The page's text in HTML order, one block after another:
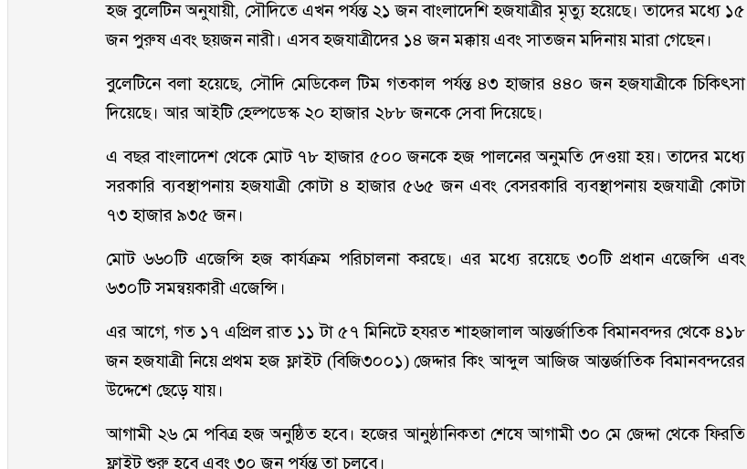
হজ বুলেটিন অনুযায়ী, সৌদিতে এখন পর্যন্ত ২১ জন বাংলাদেশি হজযাত্রীর মৃত্যু হয়েছে। তাদের মধ্যে ১৫
জন পুরুষ এবং ছয়জন নারী। এসব হজযাত্রীদের ১৪ জন মক্কায় এবং সাতজন মদিনায় মারা গেছেন।
বুলেটিনে বলা হয়েছে, সৌদি মেডিকেল টিম গতকাল পর্যন্ত ৪৩ হাজার ৪৪০ জন হজযাত্রীকে চিকিৎসা
দিয়েছে। আর আইটি হেল্পডেস্ক ২০ হাজার ২৮৮ জনকে সেবা দিয়েছে।
এ বছর বাংলাদেশ থেকে মোট ৭৮ হাজার ৫০০ জনকে হজ পালনের অনুমতি দেওয়া হয়। তাদের মধ্যে
সরকারি ব্যবস্থাপনায় হজযাত্রী কোটা ৪ হাজার ৫৬৫ জন এবং বেসরকারি ব্যবস্থাপনায় হজযাত্রী কোটা
৭৩ হাজার ৯৩৫ জন।
মোট ৬৬০টি এজেন্সি হজ কার্যক্রম পরিচালনা করছে। এর মধ্যে রয়েছে ৩০টি প্রধান এজেন্সি এবং
৬৩০টি সমন্বয়কারী এজেন্সি।
এর আগে, গত ১৭ এপ্রিল রাত ১১ টা ৫৭ মিনিটে হযরত শাহজালাল আন্তর্জাতিক বিমানবন্দর থেকে ৪১৮
জন হজযাত্রী নিয়ে প্রথম হজ ফ্লাইট (বিজি৩০০১) জেদ্দার কিং আব্দুল আজিজ আন্তর্জাতিক বিমানবন্দরের
উদ্দেশে ছেড়ে যায়।
আগামী ২৬ মে পবিত্র হজ অনুষ্ঠিত হবে। হজের আনুষ্ঠানিকতা শেষে আগামী ৩০ মে জেদ্দা থেকে ফিরতি
ফ্লাইট শুরু হবে এবং ৩০ জুন পর্যন্ত তা চলবে।